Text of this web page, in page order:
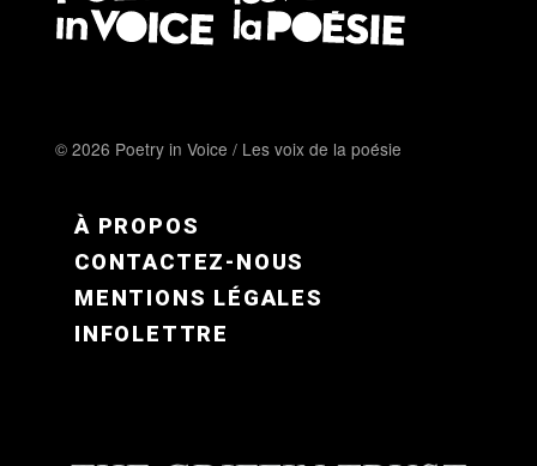
© 2026 Poetry in Voice / Les voix de la poésie
FOOTER MENU FR
À PROPOS
CONTACTEZ-NOUS
MENTIONS LÉGALES
INFOLETTRE